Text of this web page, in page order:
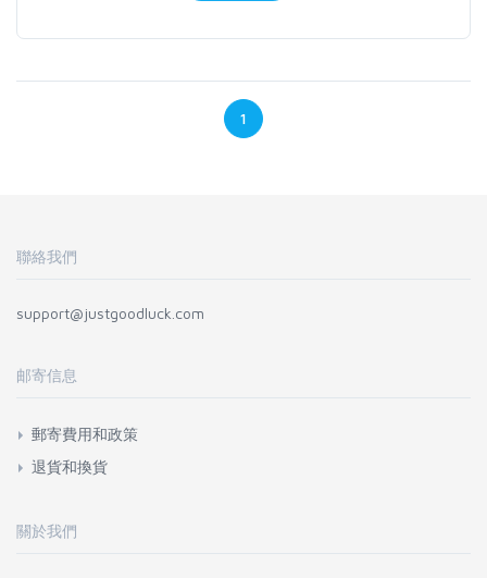
1
聯絡我們
support@justgoodluck.com
邮寄信息
郵寄費用和政策
退貨和換貨
關於我們